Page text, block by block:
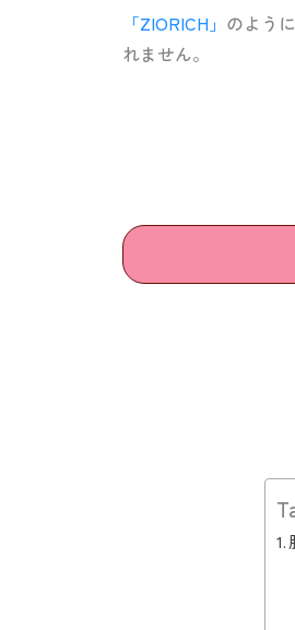
「ZIORICH」 のよう
れません。